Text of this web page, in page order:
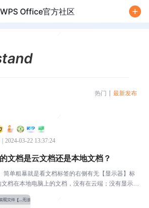
WPS Office官方社区
热门 最新发布
2024-03-22 13:37:24
文档是云文档还是本地文档？
简单粗暴就是看文档标签的右侧有无【显示器】标
档在本地电脑上的文档，没有在云端；没有显示屏
放在云端。======================第二种方
，图标是灰色...